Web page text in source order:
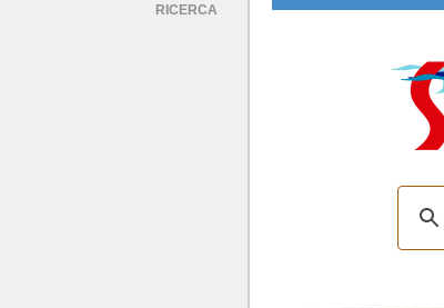
RICERCA